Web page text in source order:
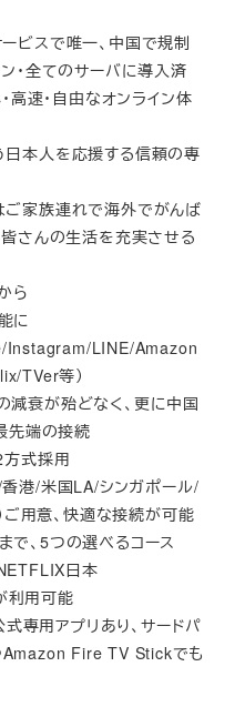
ビスで唯一、中国で規制
・全てのサーバに導入済
高速・自由なオンライン体
日本人を応援する信頼の専
ご家族連れで海外でがんば
さんの生活を充実させる
ら
に
Instagram/LINE/Amazon
TVer等）
減衰が殆どなく、更に中国
先端の接続
式採用
港/米国LA/シンガポール/
ご用意、快適な接続が可能
で、5つの選べるコース
日本
利用可能
専用アプリあり、サードパ
Amazon Fire TV Stickでも